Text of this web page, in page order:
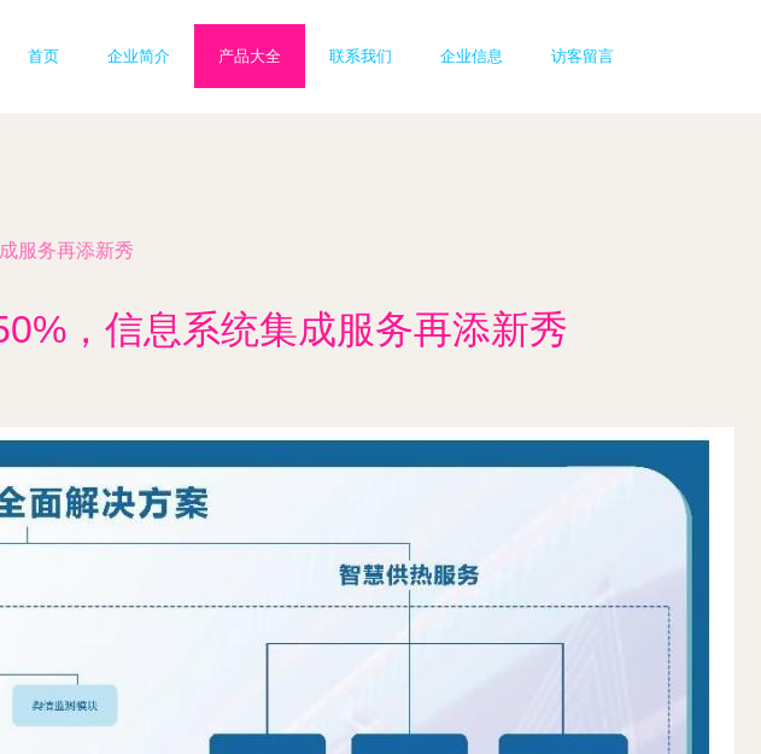
首页 企业简介 产品大全 联系我们 企业信息 访客留言
服务再添新秀
，信息系统集成服务再添新秀